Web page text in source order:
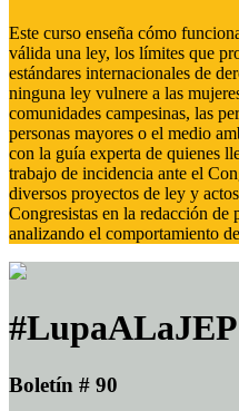
Este curso enseña cómo
válida una ley, los límites que
estándares internacionales de
ninguna ley vulnere a las
comunidades campesinas, las
personas mayores o el medio
con la guía experta de quienes
trabajo de incidencia ante el
diversos proyectos de ley y
Congresistas en la redacción
analizando el comportamiento
#LupaALaJEP
Boletín # 90